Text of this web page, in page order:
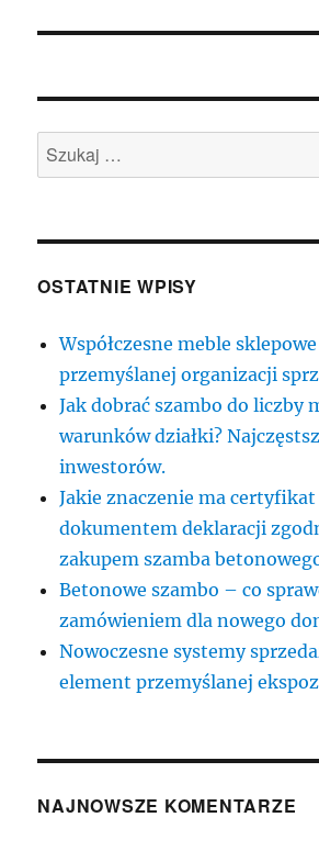
Szukaj:
OSTATNIE WPISY
Współczesne meble
przemyślanej organizacji
Jak dobrać szambo do liczby
warunków działki?
inwestorów.
Jakie znaczenie ma certyfikat
dokumentem deklaracji
zakupem szamba
Betonowe szambo – co
zamówieniem dla nowego
Nowoczesne systemy
element przemyślanej
NAJNOWSZE KOMENTARZE